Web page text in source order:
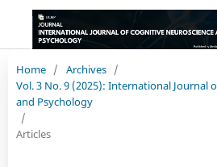
Home / Archives /
Vol. 3 No. 9 (2025): International Journal
and Psychology
/
Articles